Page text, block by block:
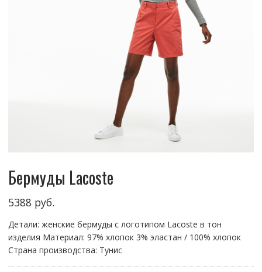
Бермуды Lacoste
5388 руб.
Детали: женские бермуды с логотипом Lacoste в тон
изделия Материал: 97% хлопок 3% эластан / 100% хлопок
Страна производства: Тунис